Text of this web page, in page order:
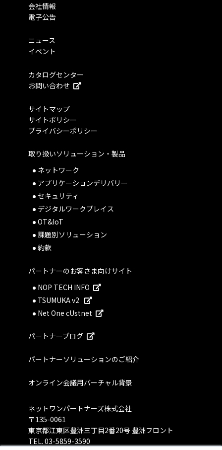
会社情報
電子公告
ニュース
イベント
カタログセンター
お問い合わせ
サイトマップ
サイトポリシー
プライバシーポリシー
取り扱いソリューション・製品
ネットワーク
アプリケーションデリバリー
セキュリティ
デジタルワークプレイス
OT&IoT
課題別ソリューション
約款
パートナーのお客さま向けサイト
NOP TECH INFO
TSUMUKA v2
Net One cUstnet
パートナーブログ
パートナーソリューションのご紹介
オンライン会議用バーチャル背景
ネットワンパートナーズ株式会社
〒135-0061
東京都江東区豊洲三丁目2番20号 豊洲フロント
TEL. 03-5859-3590